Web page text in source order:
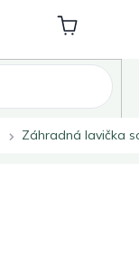
Nákupný
košík
Záhradná lavička